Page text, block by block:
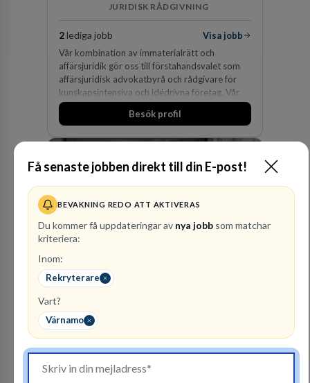
Få senaste jobben direkt till din E-post!
BEVAKNING REDO ATT AKTIVERAS
Du kommer få uppdateringar av nya jobb som matchar
kriteriera:
Inom:
Rekryterare
Vart?
Värnamo
JURIDISK RÅDGIVNING
2lediga jobb
Visa jobb
Vår kombination av immaterialrätt och
affärsjuridik gör oss till förstahandsvalet som
affärsjuridisk advokatbyrå och rådgivare för
kunskapsintensiva och idédrivna företag. Vår
expertis inom IP-tillgångar har gett oss en
marknadsledande position. Våra klienter väljer
skydda, utveckla och kommersialisera
Besök profil
MYNDIGHET
100
Ett uppdrag att göra hela Sverige tryggt och
säkert. Ett Sverige som ska vara tryggare
imorgon än idag. Tillsammans med 41 000
kollegor gör vi det möjligt.